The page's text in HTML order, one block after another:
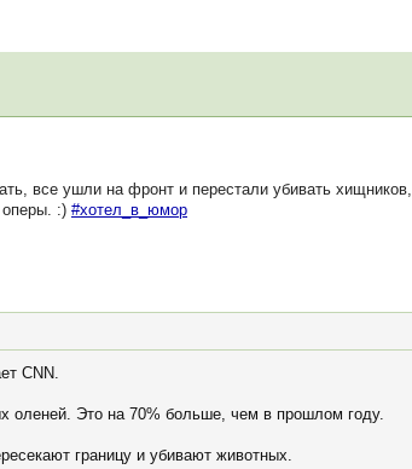
все ушли на фронт и перестали убивать хищников,
:) #хотел_в_юмор
CNN.
оленей. Это на 70% больше, чем в прошлом году.
границу и убивают животных.